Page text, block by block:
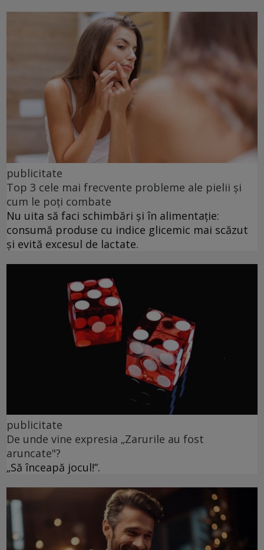
publicitate
Top 3 cele mai frecvente probleme ale pielii și
cum le poți combate
Nu uita să faci schimbări și în alimentație:
consumă produse cu indice glicemic mai scăzut
și evită excesul de lactate.
publicitate
De unde vine expresia „Zarurile au fost
aruncate"?
„Să înceapă jocul!”.